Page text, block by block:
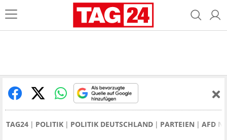
TAG24 POLITIK POLITIK DEUTSCHLAND PARTEIEN AFD